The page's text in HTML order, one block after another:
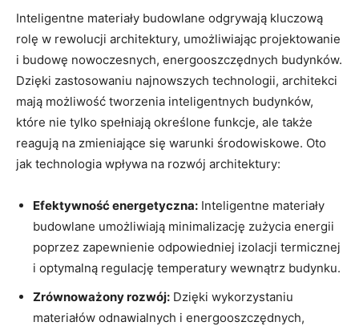
Inteligentne materiały⁣ budowlane odgrywają ⁤kluczową
rolę w rewolucji ⁤architektury, umożliwiając projektowanie
i budowę nowoczesnych, energooszczędnych budynków.
Dzięki zastosowaniu najnowszych technologii, architekci
‌mają możliwość ‍tworzenia inteligentnych budynków,
które ‍nie tylko spełniają określone ⁣funkcje, ale także
reagują na ⁣zmieniające się ⁢warunki środowiskowe. Oto
jak technologia ‌wpływa na rozwój architektury:
Efektywność⁣ energetyczna: Inteligentne materiały
budowlane umożliwiają minimalizację zużycia energii
poprzez ⁣zapewnienie odpowiedniej izolacji termicznej
i optymalną regulację temperatury wewnątrz budynku.
Zrównoważony⁢ rozwój: Dzięki wykorzystaniu
materiałów odnawialnych i energooszczędnych,